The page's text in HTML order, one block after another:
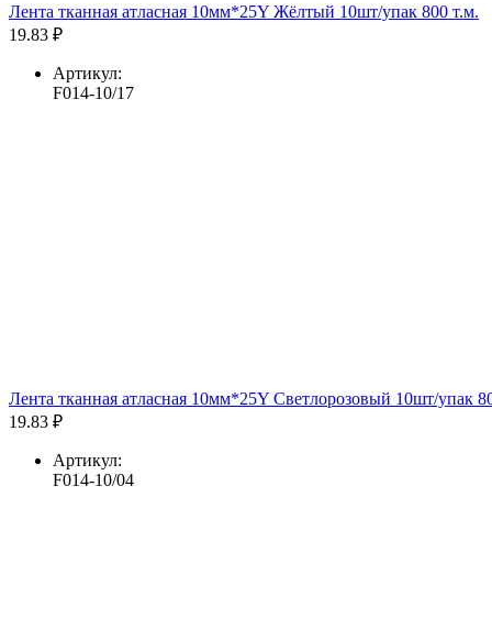
Лента тканная атласная 10мм*25Y Жёлтый 10шт/упак 800 т.м.
19.83 ₽
Артикул:
F014-10/17
Лента тканная атласная 10мм*25Y Светлорозовый 10шт/упак
19.83 ₽
Артикул:
F014-10/04